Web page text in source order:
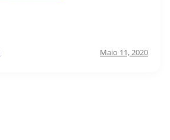
Maio 11, 2020